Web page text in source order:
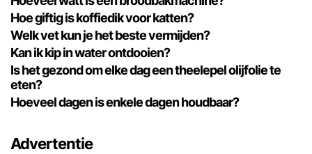
Hoe giftig is koffiedik voor katten?
Welk vet kun je het beste vermijden?
Kan ik kip in water ontdooien?
Is het gezond om elke dag een theelepel olijfolie te
eten?
Hoeveel dagen is enkele dagen houdbaar?
Advertentie